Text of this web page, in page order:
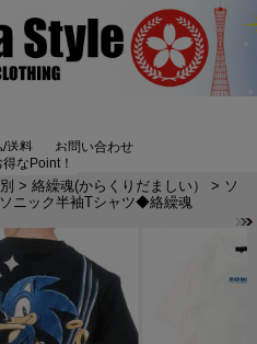
/送料
お問い合わせ
得なPoint！
> 絡繰魂(からくりだましい）
> ソ
ニック半袖Tシャツ◆絡繰魂